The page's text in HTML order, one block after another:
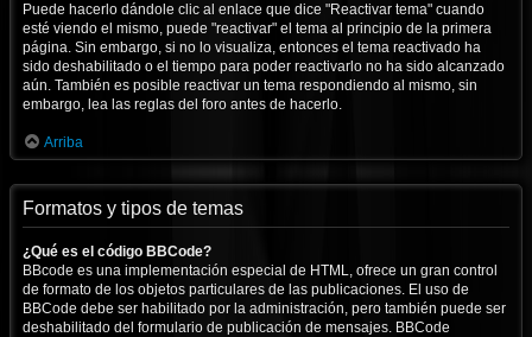
Puede hacerlo dándole clic al enlace que dice "Reactivar tema" cuando
esté viendo el mismo, puede "reactivar" el tema al principio de la primera
página. Sin embargo, si no lo visualiza, entonces el tema reactivado ha
sido deshabilitado o el tiempo para poder reactivarlo no ha sido alcanzado
aún. También es posible reactivar un tema respondiendo al mismo, sin
embargo, lea las reglas del foro antes de hacerlo.
Arriba
Formatos y tipos de temas
¿Qué es el código BBCode?
BBcode es una implementación especial de HTML, ofrece un gran control
de formato de los objetos particulares de las publicaciones. El uso de
BBCode debe ser habilitado por la administración, pero también puede ser
deshabilitado del formulario de publicación de mensajes. BBCode